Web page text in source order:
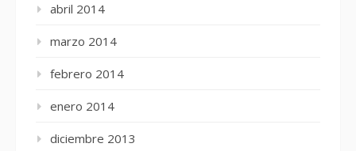
abril 2014
marzo 2014
febrero 2014
enero 2014
diciembre 2013